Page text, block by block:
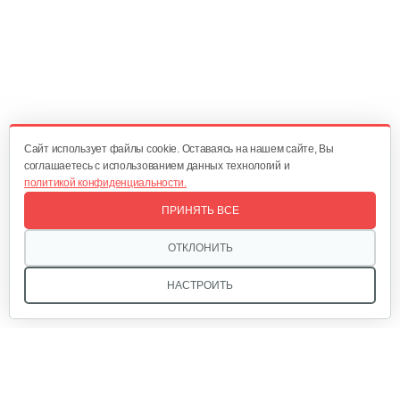
Cайт использует файлы cookie. Оставаясь на нашем сайте, Вы
соглашаетесь с использованием данных технологий и
политикой конфиденциальности.
НАСТРОИТЬ
ОТКЛОНИТЬ
ПРИНЯТЬ ВСЕ